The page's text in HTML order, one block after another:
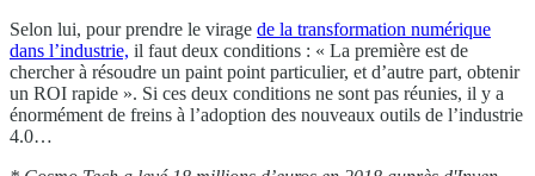
Selon lui, pour prendre le virage de la transformation numérique
dans l’industrie, il faut deux conditions : « La première est de
chercher à résoudre un paint point particulier, et d’autre part, obtenir
un ROI rapide ». Si ces deux conditions ne sont pas réunies, il y a
énormément de freins à l’adoption des nouveaux outils de l’industrie
4.0…